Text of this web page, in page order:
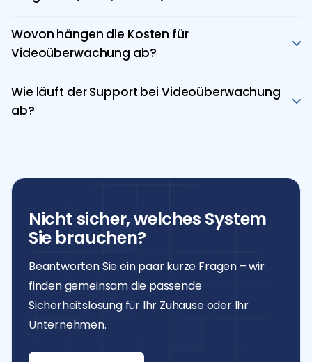
DSGVO und KVKK. Aufzeichnungszweck, Speicherzeit und
Zugriffsrechte sind transparent geregelt, und der Zugriff
Wovon hängen die Kosten für
Videoüberwachung ab?
Speicherdauer, Systemstruktur und gewünschte
Leistungen. Von günstigen Heimlösungen bis zu
Wie läuft der Support bei Videoüberwachung
ab?
Unternehmen gibt es Wartungsverträge mit
Nicht sicher, welches System
Sie brauchen?
Beantworten Sie ein paar kurze Fragen – wir
finden gemeinsam die passende
Sicherheitslösung für Ihr Zuhause oder Ihr
Unternehmen.